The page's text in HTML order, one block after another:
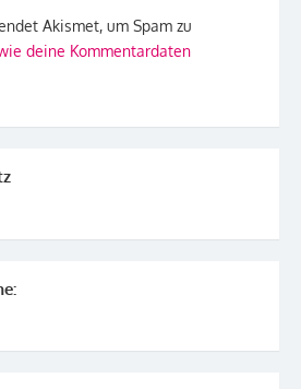
Akismet, um Spam zu
deine Kommentardaten